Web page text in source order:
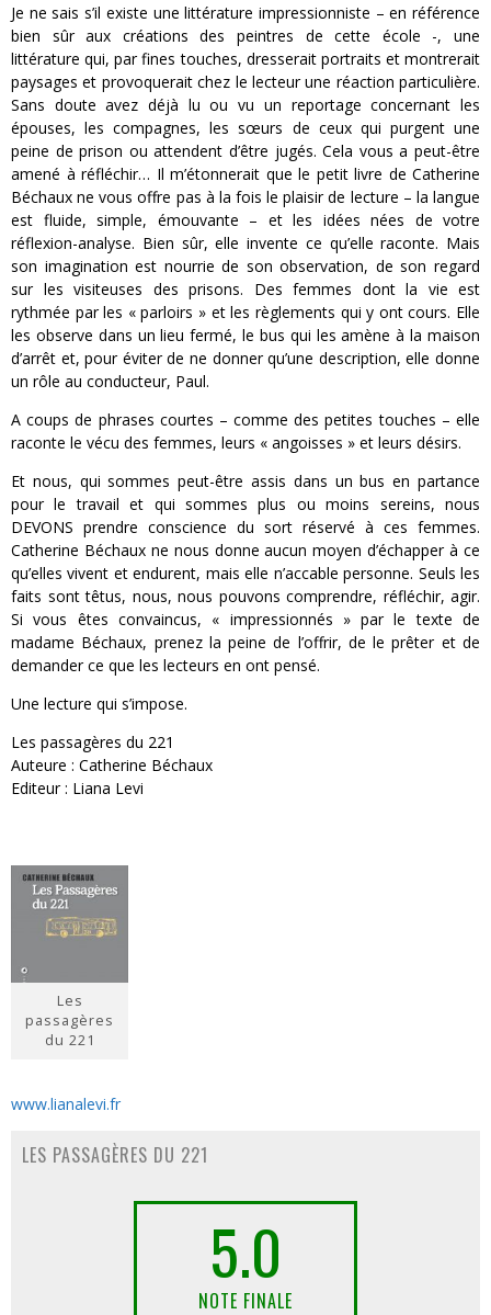
Je ne sais s’il existe une littérature impressionniste – en référence
bien sûr aux créations des peintres de cette école -, une
littérature qui, par fines touches, dresserait portraits et montrerait
paysages et provoquerait chez le lecteur une réaction particulière.
Sans doute avez déjà lu ou vu un reportage concernant les
épouses, les compagnes, les sœurs de ceux qui purgent une
peine de prison ou attendent d’être jugés. Cela vous a peut-être
amené à réfléchir… Il m’étonnerait que le petit livre de Catherine
Béchaux ne vous offre pas à la fois le plaisir de lecture – la langue
est fluide, simple, émouvante – et les idées nées de votre
réflexion-analyse. Bien sûr, elle invente ce qu’elle raconte. Mais
son imagination est nourrie de son observation, de son regard
sur les visiteuses des prisons. Des femmes dont la vie est
rythmée par les « parloirs » et les règlements qui y ont cours. Elle
les observe dans un lieu fermé, le bus qui les amène à la maison
d’arrêt et, pour éviter de ne donner qu’une description, elle donne
un rôle au conducteur, Paul.
A coups de phrases courtes – comme des petites touches – elle
raconte le vécu des femmes, leurs « angoisses » et leurs désirs.
Et nous, qui sommes peut-être assis dans un bus en partance
pour le travail et qui sommes plus ou moins sereins, nous
DEVONS prendre conscience du sort réservé à ces femmes.
Catherine Béchaux ne nous donne aucun moyen d’échapper à ce
qu’elles vivent et endurent, mais elle n’accable personne. Seuls les
faits sont têtus, nous, nous pouvons comprendre, réfléchir, agir.
Si vous êtes convaincus, « impressionnés » par le texte de
madame Béchaux, prenez la peine de l’offrir, de le prêter et de
demander ce que les lecteurs en ont pensé.
Une lecture qui s’impose.
Les passagères du 221
Auteure : Catherine Béchaux
Editeur : Liana Levi
Les
passagères
du 221
www.lianalevi.fr
LES PASSAGÈRES DU 221
5.0
NOTE FINALE